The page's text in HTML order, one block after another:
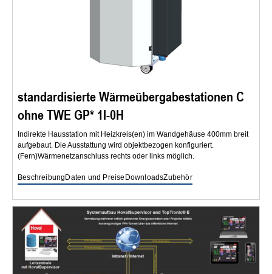
standardisierte Wärmeübergabestationen C
ohne TWE GP* 1I-0H
Indirekte Hausstation mit Heizkreis(en) im Wandgehäuse 400mm breit
aufgebaut. Die Ausstattung wird objektbezogen konfiguriert.
(Fern)Wärmenetzanschluss rechts oder links möglich.
BeschreibungDaten und Preise DownloadsZubehör